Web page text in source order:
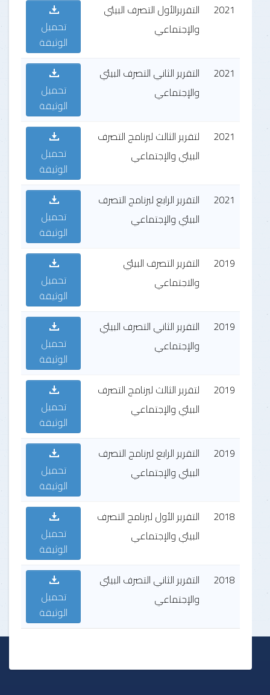
2021
التقريرالأول التصرف البيئي
والإجتماعي
تحميل
الوثيقة
2021
التقرير الثاني التصرف البيئي
والإجتماعي
تحميل
الوثيقة
2021
لتقرير الثالث لبرنامج التصرف
البيئي والإجتماعي
تحميل
الوثيقة
2021
التقرير الرابع لبرنامج التصرف
البيئي والإجتماعي
تحميل
الوثيقة
2019
التقرير التصرف البيئي
والاجتماعي
تحميل
الوثيقة
2019
التقرير الثاني التصرف البيئي
والإجتماعي
تحميل
الوثيقة
2019
لتقرير الثالث لبرنامج التصرف
البيئي والإجتماعي
تحميل
الوثيقة
2019
التقرير الرابع لبرنامج التصرف
البيئي والإجتماعي
تحميل
الوثيقة
2018
التقرير الأول لبرنامج التصرف
البيئي والإجتماعي
تحميل
الوثيقة
2018
التقرير الثاني التصرف البيئي
والإجتماعي
تحميل
الوثيقة